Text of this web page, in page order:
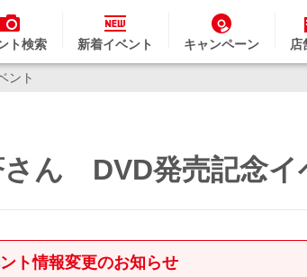
ト検索 新着イベント キャンペーン 店
ント
ん DVD発売記念イ
ト情報変更のお知らせ